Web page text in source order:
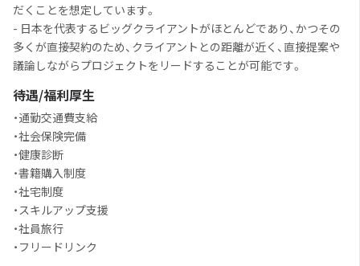
だくことを想定しています。
- 日本を代表するビッグクライアントがほとんどであり、かつその
多くが直接契約のため、クライアントとの距離が近く、直接提案や
議論しながらプロジェクトをリードすることが可能です。
待遇/福利厚生
・通勤交通費支給
・社会保険完備
・健康診断
・書籍購入制度
・社宅制度
・スキルアップ支援
・社員旅行
・フリードリンク